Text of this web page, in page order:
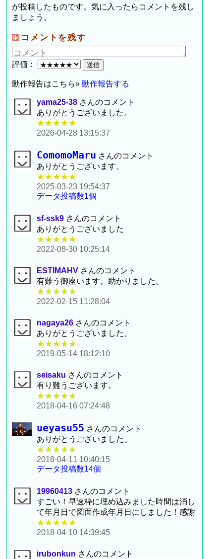
が投稿したものです。気に入ったらコメントを残し
ましょう。
コメントを残す
評価：
動作報告はこちら»動作報告する
yama25-38 さんのコメント
ありがとうございました。
★★★★★
2026-04-28 13:15:37
ComomoMaru さんのコメント
ありがとうございます。
★★★★★
2025-03-23 19:54:37
データ投稿数1個
sf-ssk9 さんのコメント
ありがとうございました
★★★★★
2022-08-30 10:25:14
ESTIMAHV さんのコメント
有難う御座います。助かりました。
★★★★★
2022-02-15 11:28:04
nagaya26 さんのコメント
ありがとうございました。
★★★★★
2019-05-14 18:12:10
seisaku さんのコメント
有り難うございます。
★★★★★
2018-04-16 07:24:48
ueyasu55 さんのコメント
ありがとうございました。
★★★★★
2018-04-11 10:40:15
データ投稿数14個
19960413 さんのコメント
すごい！早速枠に埋め込みました時間は消し
て年月日で図面作成年月日にしました！感謝
★★★★★
2018-04-10 14:39:45
irubonkun さんのコメント